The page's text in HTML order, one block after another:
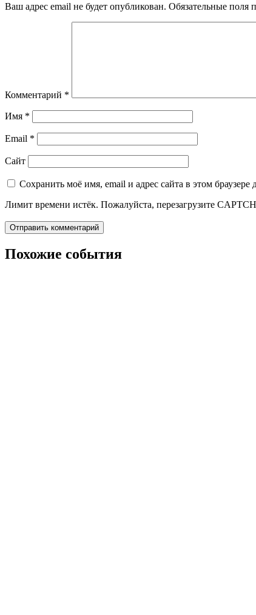
Ваш адрес email не будет опубликован. Обязательные поля
Комментарий *
Имя *
Email *
Сайт
Сохранить моё имя, email и адрес сайта в этом
Лимит времени истёк. Пожалуйста, перезагрузите
Похожие события